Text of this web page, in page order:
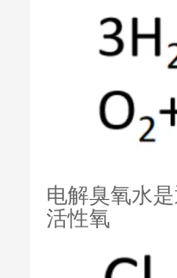
电解臭氧水
活性氧